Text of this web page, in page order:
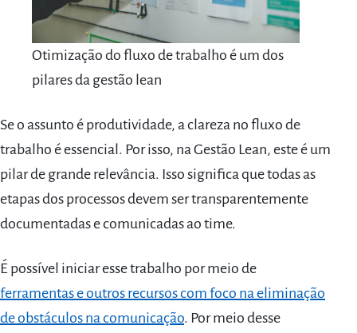
Otimização do fluxo de trabalho é um dos
pilares da gestão lean
Se o assunto é produtividade, a clareza no fluxo de
trabalho é essencial. Por isso, na Gestão Lean, este é um
pilar de grande relevância. Isso significa que todas as
etapas dos processos devem ser transparentemente
documentadas e comunicadas ao time.
É possível iniciar esse trabalho por meio de
ferramentas e outros recursos com foco na eliminação
de obstáculos na comunicação. Por meio desse